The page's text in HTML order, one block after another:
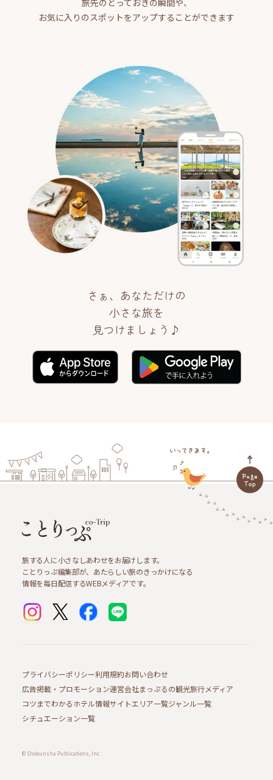
お気に入りのスポットをアップすることができます
さぁ、あなただけの
小さな旅を
見つけましょう♪
旅する人に小さなしあわせをお届けします。
ことりっぷ編集部が、あたらしい旅のきっかけになる
情報を毎日配信するWEBメディアです。
プライバシーポリシー利用規約お問い合わせ
広告掲載・プロモーション運営会社まっぷるの観光旅行メディア
コツまでわかるホテル情報サイトエリア一覧ジャンル一覧
シチュエーション一覧
© Shobunsha Publications, Inc.